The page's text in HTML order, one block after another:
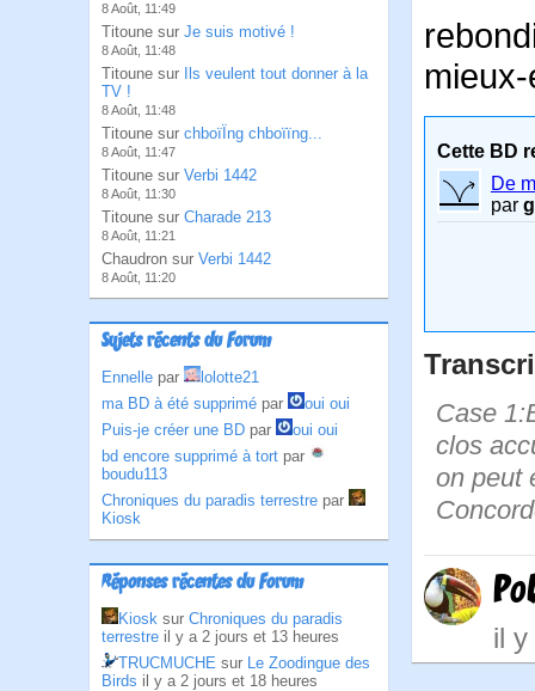
8 Août, 11:49
Titoune sur Je suis motivé !
8 Août, 11:48
Titoune sur
Ils veulent tout donner à la
TV !
8 Août, 11:48
Titoune sur chboïÏng chboïïng...
8 Août, 11:47
Titoune sur Verbi 1442
8 Août, 11:30
Titoune sur Charade 213
8 Août, 11:21
Chaudron sur Verbi 1442
8 Août, 11:20
Sujets récents du Forum
Ennelle par
lolotte21
ma BD à été supprimé par
oui oui
Puis-je créer une BD par
oui oui
bd encore supprimé à tort par
boudu113
Chroniques du paradis terrestre par
Kiosk
Réponses récentes du Forum
Kiosk sur Chroniques du paradis
terrestre il y a 2 jours et 13 heures
TRUCMUCHE sur Le Zoodingue des
Birds il y a 2 jours et 18 heures
Cette BD
De
par
Case
clos
on peut
il